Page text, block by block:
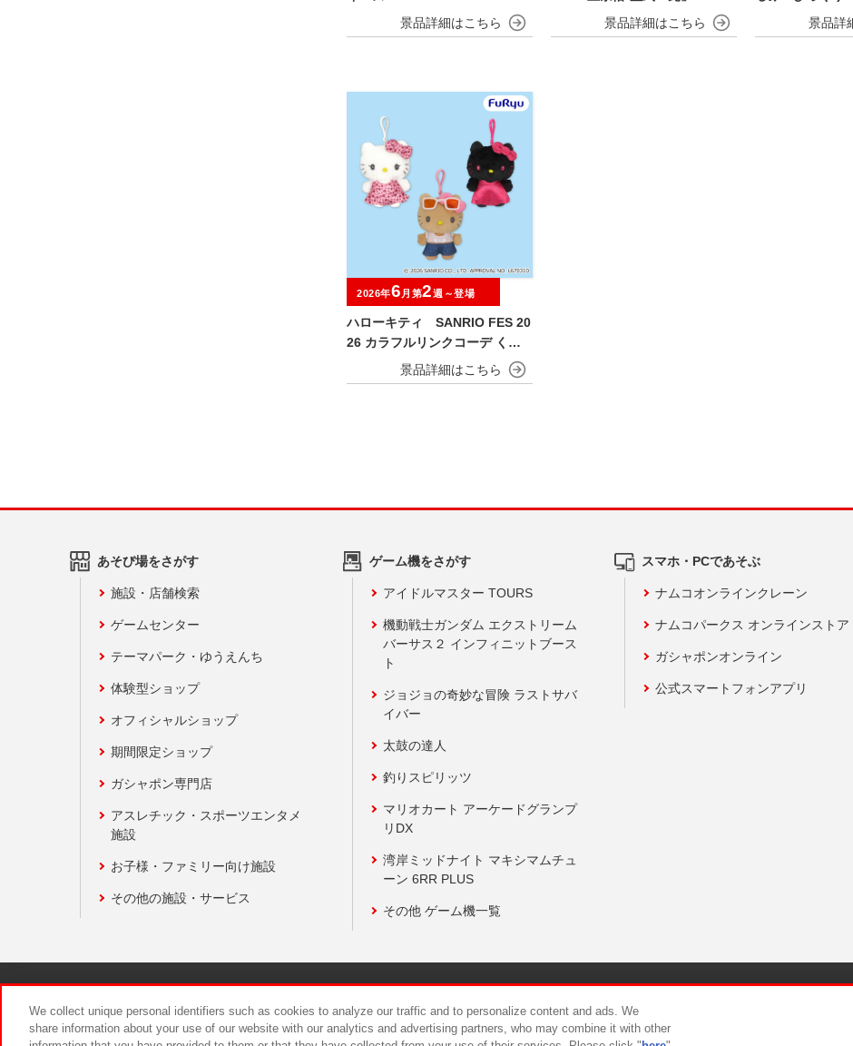
ハローキティ SANRIO FES 20
26 カラフルリンクコーデ くり
っぴぃ ぬいぐるみ
2026年6 月第2週～登場
あそび場をさがす
施設・店舗検索
ゲームセンター
テーマパーク・ゆうえんち
体験型ショップ
オフィシャルショップ
期間限定ショップ
ガシャポン専門店
アスレチック・スポーツエンタメ
施設
お子様・ファミリー向け施設
その他の施設・サービス
ゲーム機をさがす
アイドルマスター TOURS
機動戦士ガンダム エクストリーム
バーサス２ インフィニットブース
ト
ジョジョの奇妙な冒険 ラストサバ
イバー
太鼓の達人
釣りスピリッツ
マリオカート アーケードグランプ
リDX
湾岸ミッドナイト マキシマムチュ
ーン 6RR PLUS
その他 ゲーム機一覧
スマホ・PCであそぶ
ナムコオンラインクレーン
ナムコパークス オンラインストア
ガシャポンオンライン
公式スマートフォンアプリ
We collect unique personal identifiers such as cookies to analyze our traffic and to personalize content and ads. We
share information about your use of our website with our analytics and advertising partners, who may combine it with other